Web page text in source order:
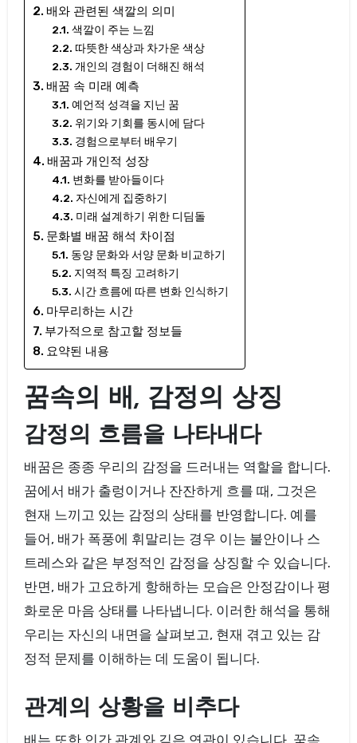
배와 관련된 색깔의 의미
색깔이 주는 느낌
따뜻한 색상과 차가운 색상
개인의 경험이 더해진 해석
배꿈 속 미래 예측
예언적 성격을 지닌 꿈
위기와 기회를 동시에 담다
경험으로부터 배우기
배꿈과 개인적 성장
변화를 받아들이다
자신에게 집중하기
미래 설계하기 위한 디딤돌
문화별 배꿈 해석 차이점
동양 문화와 서양 문화 비교하기
지역적 특징 고려하기
시간 흐름에 따른 변화 인식하기
마무리하는 시간
부가적으로 참고할 정보들
요약된 내용
꿈속의 배, 감정의 상징
감정의 흐름을 나타내다
배꿈은 종종 우리의 감정을 드러내는 역할을 합니다.
꿈에서 배가 출렁이거나 잔잔하게 흐를 때, 그것은
현재 느끼고 있는 감정의 상태를 반영합니다. 예를
들어, 배가 폭풍에 휘말리는 경우 이는 불안이나 스
트레스와 같은 부정적인 감정을 상징할 수 있습니다.
반면, 배가 고요하게 항해하는 모습은 안정감이나 평
화로운 마음 상태를 나타냅니다. 이러한 해석을 통해
우리는 자신의 내면을 살펴보고, 현재 겪고 있는 감
정적 문제를 이해하는 데 도움이 됩니다.
관계의 상황을 비추다